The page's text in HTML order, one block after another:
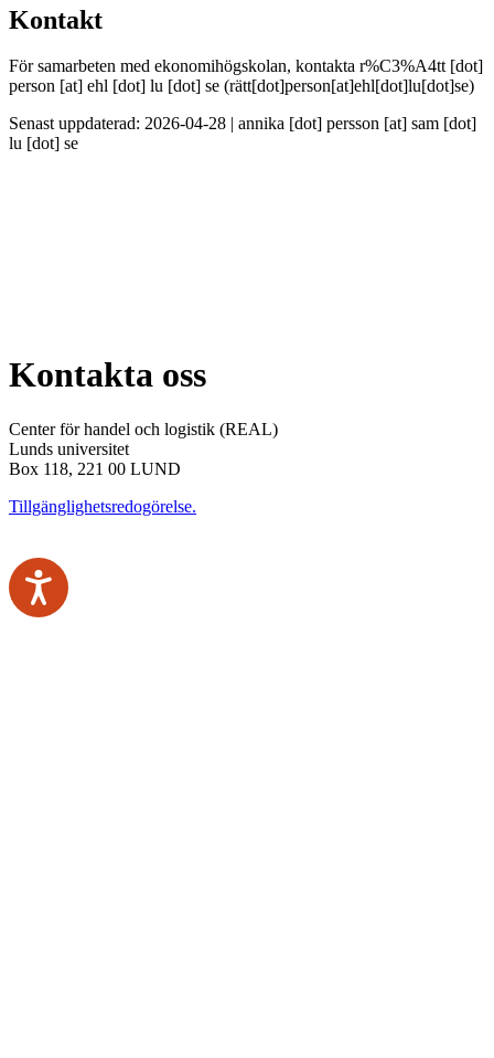
Kontakt
För samarbeten med ekonomihögskolan, kontakta r%C3%A4tt[dot]
person [at] ehl [dot] lu [dot] se (rätt[dot]person[at]ehl[dot]lu[dot]se)
Senast uppdaterad: 2026-04-28 | annika [dot] persson [at] sam [dot]
lu [dot] se
Kontakta oss
Center för handel och logistik (REAL)
Lunds universitet
Box 118, 221 00 LUND
Tillgänglighetsredogörelse.